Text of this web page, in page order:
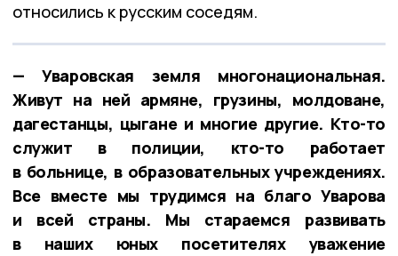
относились к русским соседям.
— Уваровская земля многонациональная.
Живут на ней армяне, грузины, молдоване,
дагестанцы, цыгане и многие другие. Кто-то
служит в полиции, кто-то работает
в больнице, в образовательных учреждениях.
Все вместе мы трудимся на благо Уварова
и всей страны. Мы стараемся развивать
в наших юных посетителях уважение